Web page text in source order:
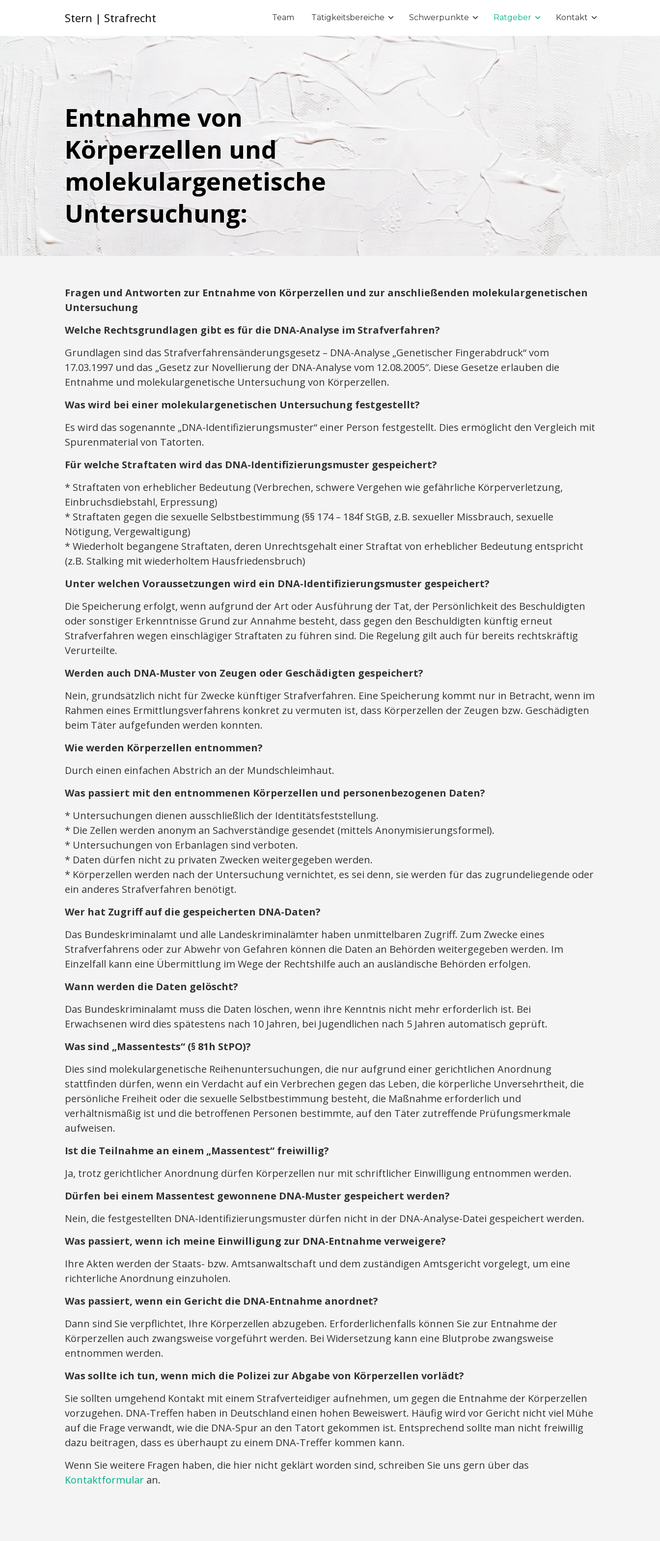
Stern | Strafrecht Team Tätigkeitsbereiche Schwerpunkte Ratgeber Kontakt
Entnahme von
Körperzellen und
molekulargenetische
Untersuchung:
Fragen und Antworten zur Entnahme von Körperzellen und zur anschließenden molekulargenetischen
Untersuchung
Welche Rechtsgrundlagen gibt es für die DNA-Analyse im Strafverfahren?
Grundlagen sind das Strafverfahrensänderungsgesetz – DNA-Analyse „Genetischer Fingerabdruck“ vom
17.03.1997 und das „Gesetz zur Novellierung der DNA-Analyse vom 12.08.2005″. Diese Gesetze erlauben die
Entnahme und molekulargenetische Untersuchung von Körperzellen.
Was wird bei einer molekulargenetischen Untersuchung festgestellt?
Es wird das sogenannte „DNA-Identifizierungsmuster“ einer Person festgestellt. Dies ermöglicht den Vergleich mit
Spurenmaterial von Tatorten.
Für welche Straftaten wird das DNA-Identifizierungsmuster gespeichert?
* Straftaten von erheblicher Bedeutung (Verbrechen, schwere Vergehen wie gefährliche Körperverletzung,
Einbruchsdiebstahl, Erpressung)
* Straftaten gegen die sexuelle Selbstbestimmung (§§ 174 – 184f StGB, z.B. sexueller Missbrauch, sexuelle
Nötigung, Vergewaltigung)
* Wiederholt begangene Straftaten, deren Unrechtsgehalt einer Straftat von erheblicher Bedeutung entspricht
(z.B. Stalking mit wiederholtem Hausfriedensbruch)
Unter welchen Voraussetzungen wird ein DNA-Identifizierungsmuster gespeichert?
Die Speicherung erfolgt, wenn aufgrund der Art oder Ausführung der Tat, der Persönlichkeit des Beschuldigten
oder sonstiger Erkenntnisse Grund zur Annahme besteht, dass gegen den Beschuldigten künftig erneut
Strafverfahren wegen einschlägiger Straftaten zu führen sind. Die Regelung gilt auch für bereits rechtskräftig
Verurteilte.
Werden auch DNA-Muster von Zeugen oder Geschädigten gespeichert?
Nein, grundsätzlich nicht für Zwecke künftiger Strafverfahren. Eine Speicherung kommt nur in Betracht, wenn im
Rahmen eines Ermittlungsverfahrens konkret zu vermuten ist, dass Körperzellen der Zeugen bzw. Geschädigten
beim Täter aufgefunden werden konnten.
Wie werden Körperzellen entnommen?
Durch einen einfachen Abstrich an der Mundschleimhaut.
Was passiert mit den entnommenen Körperzellen und personenbezogenen Daten?
* Untersuchungen dienen ausschließlich der Identitätsfeststellung.
* Die Zellen werden anonym an Sachverständige gesendet (mittels Anonymisierungsformel).
* Untersuchungen von Erbanlagen sind verboten.
* Daten dürfen nicht zu privaten Zwecken weitergegeben werden.
* Körperzellen werden nach der Untersuchung vernichtet, es sei denn, sie werden für das zugrundeliegende oder
ein anderes Strafverfahren benötigt.
Wer hat Zugriff auf die gespeicherten DNA-Daten?
Das Bundeskriminalamt und alle Landeskriminalämter haben unmittelbaren Zugriff. Zum Zwecke eines
Strafverfahrens oder zur Abwehr von Gefahren können die Daten an Behörden weitergegeben werden. Im
Einzelfall kann eine Übermittlung im Wege der Rechtshilfe auch an ausländische Behörden erfolgen.
Wann werden die Daten gelöscht?
Das Bundeskriminalamt muss die Daten löschen, wenn ihre Kenntnis nicht mehr erforderlich ist. Bei
Erwachsenen wird dies spätestens nach 10 Jahren, bei Jugendlichen nach 5 Jahren automatisch geprüft.
Was sind „Massentests“ (§ 81h StPO)?
Dies sind molekulargenetische Reihenuntersuchungen, die nur aufgrund einer gerichtlichen Anordnung
stattfinden dürfen, wenn ein Verdacht auf ein Verbrechen gegen das Leben, die körperliche Unversehrtheit, die
persönliche Freiheit oder die sexuelle Selbstbestimmung besteht, die Maßnahme erforderlich und
verhältnismäßig ist und die betroffenen Personen bestimmte, auf den Täter zutreffende Prüfungsmerkmale
aufweisen.
Ist die Teilnahme an einem „Massentest“ freiwillig?
Ja, trotz gerichtlicher Anordnung dürfen Körperzellen nur mit schriftlicher Einwilligung entnommen werden.
Dürfen bei einem Massentest gewonnene DNA-Muster gespeichert werden?
Nein, die festgestellten DNA-Identifizierungsmuster dürfen nicht in der DNA-Analyse-Datei gespeichert werden.
Was passiert, wenn ich meine Einwilligung zur DNA-Entnahme verweigere?
Ihre Akten werden der Staats- bzw. Amtsanwaltschaft und dem zuständigen Amtsgericht vorgelegt, um eine
richterliche Anordnung einzuholen.
Was passiert, wenn ein Gericht die DNA-Entnahme anordnet?
Dann sind Sie verpflichtet, Ihre Körperzellen abzugeben. Erforderlichenfalls können Sie zur Entnahme der
Körperzellen auch zwangsweise vorgeführt werden. Bei Widersetzung kann eine Blutprobe zwangsweise
entnommen werden.
Was sollte ich tun, wenn mich die Polizei zur Abgabe von Körperzellen vorlädt?
Sie sollten umgehend Kontakt mit einem Strafverteidiger aufnehmen, um gegen die Entnahme der Körperzellen
vorzugehen. DNA-Treffen haben in Deutschland einen hohen Beweiswert. Häufig wird vor Gericht nicht viel Mühe
auf die Frage verwandt, wie die DNA-Spur an den Tatort gekommen ist. Entsprechend sollte man nicht freiwillig
dazu beitragen, dass es überhaupt zu einem DNA-Treffer kommen kann.
Wenn Sie weitere Fragen haben, die hier nicht geklärt worden sind, schreiben Sie uns gern über das
Kontaktformular an.